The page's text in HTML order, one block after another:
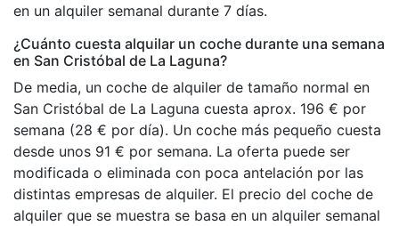
en un alquiler semanal durante 7 días.
¿Cuánto cuesta alquilar un coche durante una semana
en San Cristóbal de La Laguna?
De media, un coche de alquiler de tamaño normal en
San Cristóbal de La Laguna cuesta aprox. 196 € por
semana (28 € por día). Un coche más pequeño cuesta
desde unos 91 € por semana. La oferta puede ser
modificada o eliminada con poca antelación por las
distintas empresas de alquiler. El precio del coche de
alquiler que se muestra se basa en un alquiler semanal